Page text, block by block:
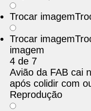
Trocar imagem
Trocar imagem
imagem
4 de 7
Avião da FAB cai
após colidir com
Reprodução